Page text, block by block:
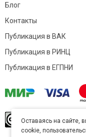
Блог
Контакты
Публикация в ВАК
Публикация в РИНЦ
Публикация в ЕГПНИ
Оставаясь на сайте,
cookie,